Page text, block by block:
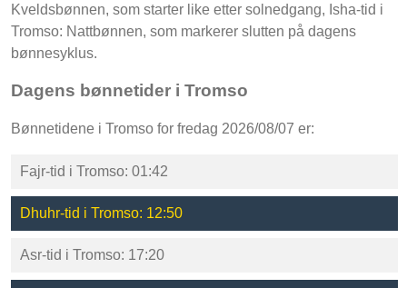
Kveldsbønnen, som starter like etter solnedgang, Isha-tid i
Tromso: Nattbønnen, som markerer slutten på dagens
bønnesyklus.
Dagens bønnetider i Tromso
Bønnetidene i Tromso for fredag 2026/08/07 er:
Fajr-tid i Tromso: 01:42
Dhuhr-tid i Tromso: 12:50
Asr-tid i Tromso: 17:20